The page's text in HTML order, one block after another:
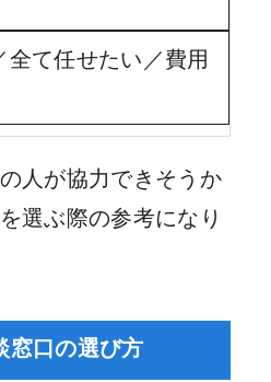
全て任せたい／費用
人が協力できそうか
選ぶ際の参考になり
窓口の選び方